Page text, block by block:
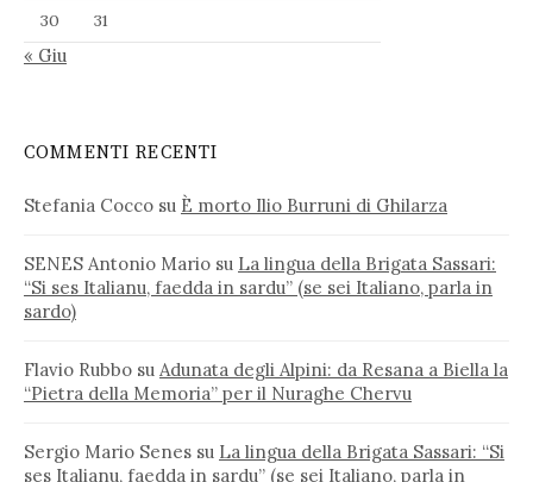
30
31
« Giu
COMMENTI RECENTI
Stefania Cocco su È morto Ilio Burruni di Ghilarza
SENES Antonio Mario su La lingua della Brigata Sassari:
“Si ses Italianu, faedda in sardu” (se sei Italiano, parla in
sardo)
Flavio Rubbo su Adunata degli Alpini: da Resana a Biella la
“Pietra della Memoria” per il Nuraghe Chervu
Sergio Mario Senes su La lingua della Brigata Sassari: “Si
ses Italianu, faedda in sardu” (se sei Italiano, parla in